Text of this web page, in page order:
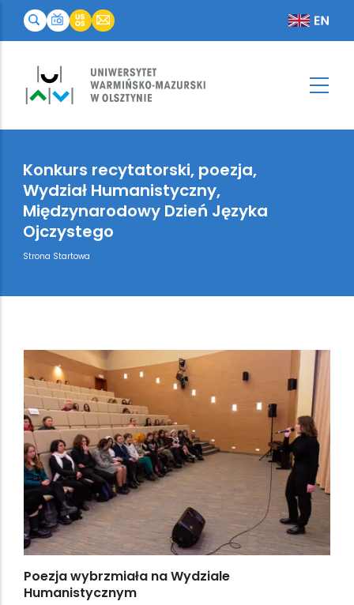
Konkurs recytatorski, poezja,
Wydział Humanistyczny,
Międzynarodowy Dzień Języka
Ojczystego
Breadcrumb
Strona Startowa
Poezja wybrzmiała na Wydziale
Humanistycznym